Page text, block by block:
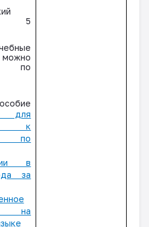
5
по
для
к
по
в
за
на